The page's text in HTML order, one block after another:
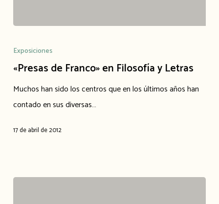
de
Franco»
Filosofía
y
Letras
Exposiciones
«Presas de Franco» en Filosofía y Letras
Muchos han sido los centros que en los últimos años han
contado en sus diversas…
17 de abril de 2012